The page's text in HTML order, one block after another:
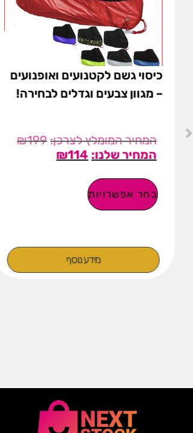
כיסוי גשם לקטנועים ואופנועים
– מגוון צבעים וגדלים לבחירה!
₪199
₪114
בחר אפשרויות
מידע נוסף